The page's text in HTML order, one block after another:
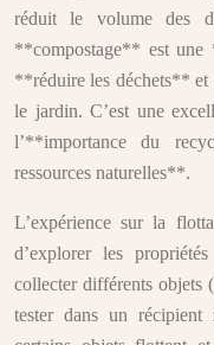
réduit le volume des
**compostage** est
**réduire les déchets**
le jardin. C’est une
l’**importance du
ressources naturelles**.
L’expérience sur la
d’explorer les
collecter différents objets
tester dans un récipient